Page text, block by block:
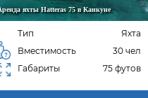
яхты Hatteras 75 в Канкуне
Тип
Яхта
Вместимость
30 чел
Габариты
75 футов